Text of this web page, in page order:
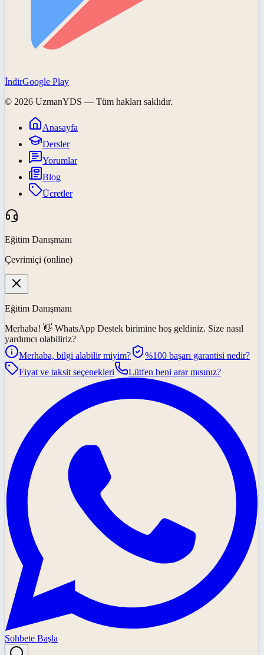
İndirGoogle Play
© 2026 UzmanYDS — Tüm hakları saklıdır.
Anasayfa
Dersler
Yorumlar
Blog
Ücretler
Eğitim Danışmanı
Çevrimiçi (online)
Eğitim Danışmanı
Merhaba! 👋 WhatsApp Destek birimine hoş geldiniz. Size nasıl
yardımcı olabiliriz?
Merhaba, bilgi alabilir miyim?
%100 başarı garantisi nedir?
Fiyat ve taksit seçenekleri
Lütfen beni arar mısınız?
Sohbete Başla